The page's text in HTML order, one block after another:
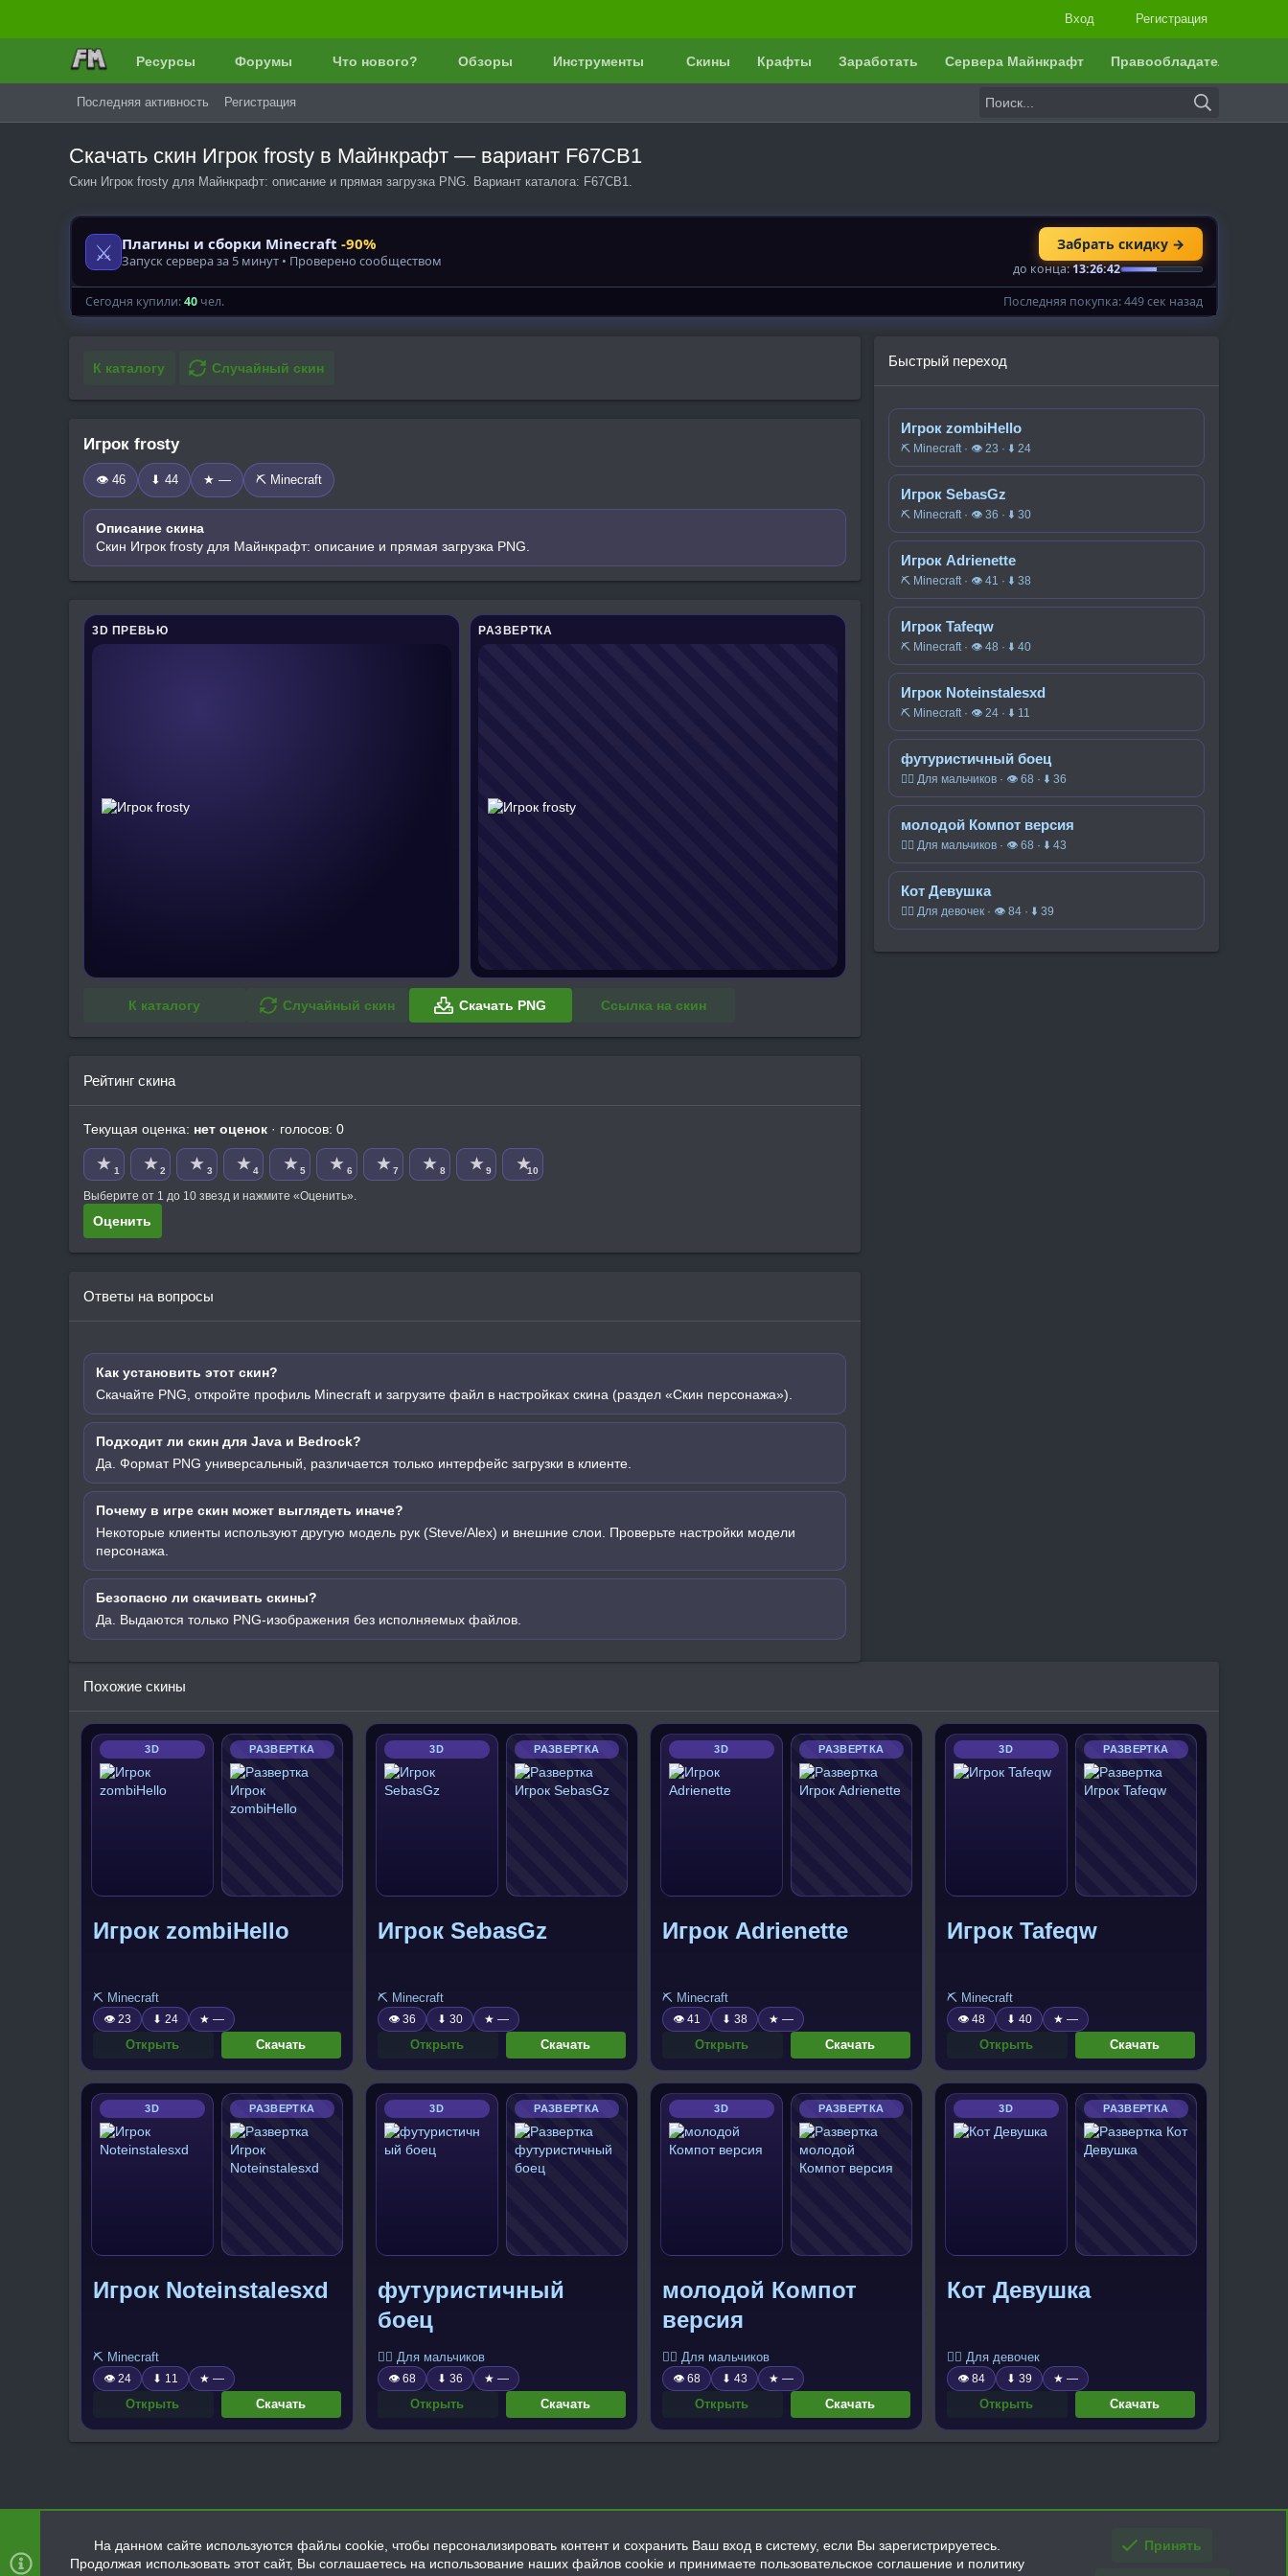
Вход Регистрация
Ресурсы Форумы Что нового? Обзоры Инструменты Скины Крафты Заработать Сервера Майнкрафт Правообладателям
Последняя активность Регистрация
Скачать скин Игрок frosty в Майнкрафт — вариант F67CB1
Скин Игрок frosty для Майнкрафт: описание и прямая загрузка PNG. Вариант каталога: F67CB1.
К каталогу Случайный скин
Игрок frosty
👁 46 ⬇ 44 ★ — ⛏️ Minecraft
Описание скина
Скин Игрок frosty для Майнкрафт: описание и прямая загрузка PNG.
3D ПРЕВЬЮ РАЗВЕРТКА
К каталогу Случайный скин Скачать PNG Ссылка на скин
Рейтинг скина
Текущая оценка: нет оценок · голосов: 0
★ 1 ★ 2 ★ 3 ★ 4 ★ 5 ★ 6 ★ 7 ★ 8 ★ 9 ★10
Выберите от 1 до 10 звезд и нажмите «Оценить».
Оценить
Ответы на вопросы
Как установить этот скин?
Скачайте PNG, откройте профиль Minecraft и загрузите файл в настройках скина (раздел «Скин персонажа»).
Подходит ли скин для Java и Bedrock?
Да. Формат PNG универсальный, различается только интерфейс загрузки в клиенте.
Почему в игре скин может выглядеть иначе?
Некоторые клиенты используют другую модель рук (Steve/Alex) и внешние слои. Проверьте настройки модели
персонажа.
Безопасно ли скачивать скины?
Да. Выдаются только PNG-изображения без исполняемых файлов.
Быстрый переход
Игрок zombiHello
⛏️ Minecraft · 👁 23 · ⬇ 24
Игрок SebasGz
⛏️ Minecraft · 👁 36 · ⬇ 30
Игрок Adrienette
⛏️ Minecraft · 👁 41 · ⬇ 38
Игрок Tafeqw
⛏️ Minecraft · 👁 48 · ⬇ 40
Игрок Noteinstalesxd
⛏️ Minecraft · 👁 24 · ⬇ 11
футуристичный боец
🧍‍♂️ Для мальчиков · 👁 68 · ⬇ 36
молодой Компот версия
🧍‍♂️ Для мальчиков · 👁 68 · ⬇ 43
Кот Девушка
🧍‍♀️ Для девочек · 👁 84 · ⬇ 39
Похожие скины
3D РАЗВЕРТКА
Игрок zombiHello
⛏️ Minecraft
👁 23 ⬇ 24 ★ —
Открыть Скачать
3D РАЗВЕРТКА
Игрок SebasGz
⛏️ Minecraft
👁 36 ⬇ 30 ★ —
Открыть Скачать
3D РАЗВЕРТКА
Игрок Adrienette
⛏️ Minecraft
👁 41 ⬇ 38 ★ —
Открыть Скачать
3D РАЗВЕРТКА
Игрок Tafeqw
⛏️ Minecraft
👁 48 ⬇ 40 ★ —
Открыть Скачать
3D РАЗВЕРТКА
Игрок Noteinstalesxd
⛏️ Minecraft
👁 24 ⬇ 11 ★ —
Открыть Скачать
3D РАЗВЕРТКА
футуристичный
боец
🧍‍♂️ Для мальчиков
👁 68 ⬇ 36 ★ —
Открыть Скачать
3D РАЗВЕРТКА
молодой Компот
версия
🧍‍♂️ Для мальчиков
👁 68 ⬇ 43 ★ —
Открыть Скачать
3D РАЗВЕРТКА
Кот Девушка
🧍‍♀️ Для девочек
👁 84 ⬇ 39 ★ —
Открыть Скачать
На данном сайте используются файлы cookie, чтобы персонализировать контент и сохранить Ваш вход в систему, если Вы зарегистрируетесь.
Продолжая использовать этот сайт, Вы соглашаетесь на использование наших файлов cookie и принимаете пользовательское соглашение и политику
Принять